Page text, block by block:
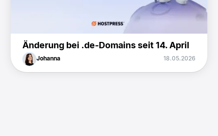
Änderung bei .de-Domains seit 14. April
Johanna 18.05.2026